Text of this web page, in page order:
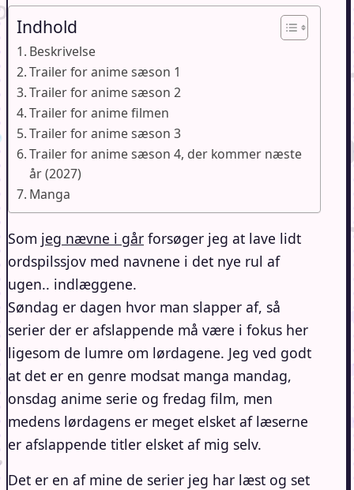
Indhold
Beskrivelse
Trailer for anime sæson 1
Trailer for anime sæson 2
Trailer for anime filmen
Trailer for anime sæson 3
Trailer for anime sæson 4, der kommer næste
år (2027)
Manga
Som jeg nævne i går forsøger jeg at lave lidt
ordspilssjov med navnene i det nye rul af
ugen.. indlæggene.
Søndag er dagen hvor man slapper af, så
serier der er afslappende må være i fokus her
ligesom de lumre om lørdagene. Jeg ved godt
at det er en genre modsat manga mandag,
onsdag anime serie og fredag film, men
medens lørdagens er meget elsket af læserne
er afslappende titler elsket af mig selv.
Det er en af mine de serier jeg har læst og set